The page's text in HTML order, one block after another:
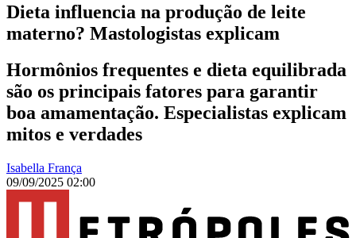
Dieta influencia na produção de leite
materno? Mastologistas explicam
Hormônios frequentes e dieta equilibrada
são os principais fatores para garantir
boa amamentação. Especialistas explicam
mitos e verdades
Isabella França
09/09/2025 02:00